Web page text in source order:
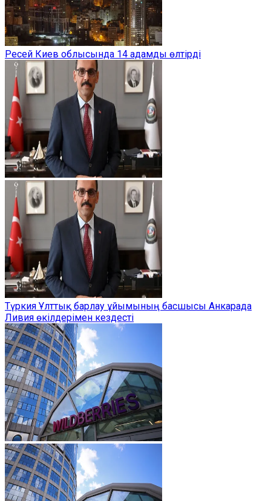
Ресей Киев облысында 14 адамды өлтірді
Түркия Ұлттық барлау ұйымының басшысы Анкарада
Ливия өкілдерімен кездесті